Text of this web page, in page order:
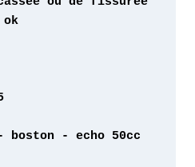
ANNEE / 22/04/2015
- boston - echo 50cc